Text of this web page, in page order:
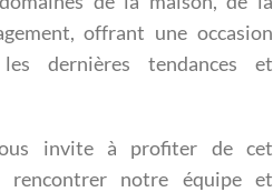
offrant une occasion
dernières tendances et
invite à profiter de cet
rencontrer notre équipe et